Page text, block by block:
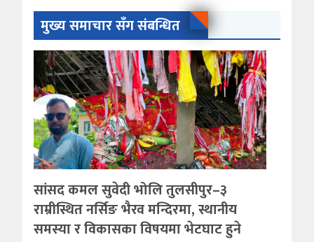
मुख्य समाचार सँग संबन्धित
सांसद कमल सुवेदी भोलि तुलसीपुर–३
राम्रीस्थित नर्सिङ भैरव मन्दिरमा, स्थानीय
समस्या र विकासका विषयमा भेटघाट हुने